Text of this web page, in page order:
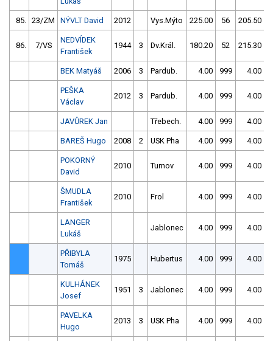
85. 23/ZM NÝVLT David 2012 Vys.Mýto 225.00 56 205.50
86. 7/VS
NEDVÍDEK
František
1944 3 Dv.Král. 180.20 52 215.30
BEK Matyáš 2006 3 Pardub. 4.00 999 4.00
PEŠKA
Václav
2012 3 Pardub. 4.00 999 4.00
JAVŮREK Jan Třebech. 4.00 999 4.00
BAREŠ Hugo 2008 2 USK Pha 4.00 999 4.00
POKORNÝ
David
2010 Turnov 4.00 999 4.00
ŠMUDLA
František
2010 Frol 4.00 999 4.00
LANGER
Lukáš
Jablonec 4.00 999 4.00
PŘIBYLA
Tomáš
1975 Hubertus 4.00 999 4.00
KULHÁNEK
Josef
1951 3 Jablonec 4.00 999 4.00
PAVELKA
Hugo
2013 3 USK Pha 4.00 999 4.00